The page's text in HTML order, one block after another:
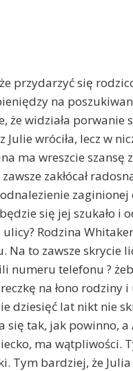
przydarzyć się
na
że widziała
Julie wróciła, lecz w
ma wreszcie szansę
zakłócał
się jej szukało i
Rodzina
Na to zawsze skrycie
numeru telefonu ?
na łono rodziny
dziesięć lat nikt nie
się tak, jak powinno,
ma wątpliwości.
Tym bardziej, że